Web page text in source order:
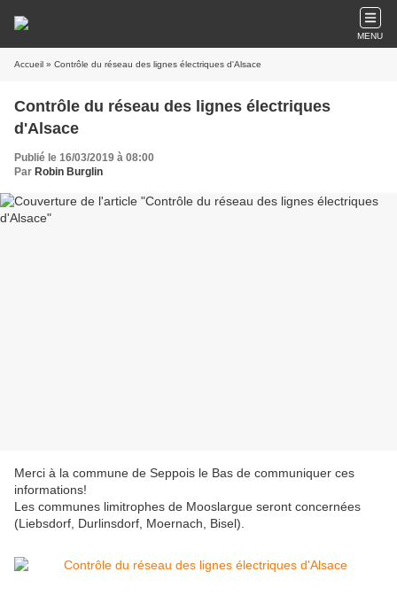
MENU
Accueil » Contrôle du réseau des lignes électriques d'Alsace
Contrôle du réseau des lignes électriques
d'Alsace
Publié le 16/03/2019 à 08:00
Par Robin Burglin
Merci à la commune de Seppois le Bas de communiquer ces
informations!
Les communes limitrophes de Mooslargue seront concernées
(Liebsdorf, Durlinsdorf, Moernach, Bisel).